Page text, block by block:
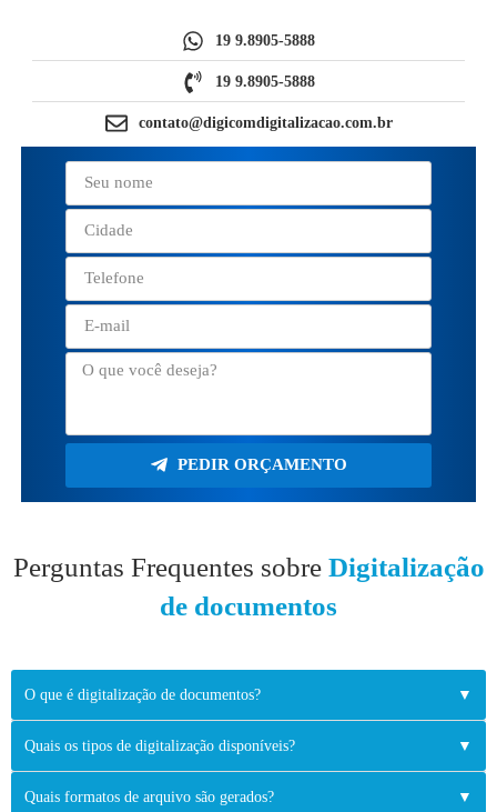
19 9.8905-5888
19 9.8905-5888
contato@digicomdigitalizacao.com.br
PEDIR ORÇAMENTO
Perguntas Frequentes sobre Digitalização
de documentos
O que é digitalização de documentos? ▼
Quais os tipos de digitalização disponíveis? ▼
Quais formatos de arquivo são gerados? ▼